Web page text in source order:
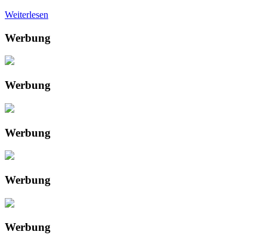
Weiterlesen
Werbung
Werbung
Werbung
Werbung
Werbung